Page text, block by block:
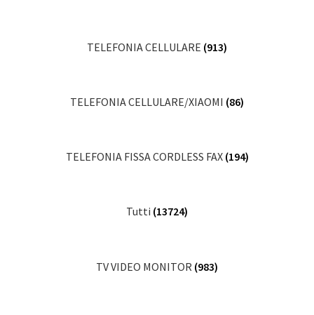
TELEFONIA CELLULARE (913)
TELEFONIA CELLULARE/XIAOMI (86)
TELEFONIA FISSA CORDLESS FAX (194)
Tutti (13724)
TV VIDEO MONITOR (983)